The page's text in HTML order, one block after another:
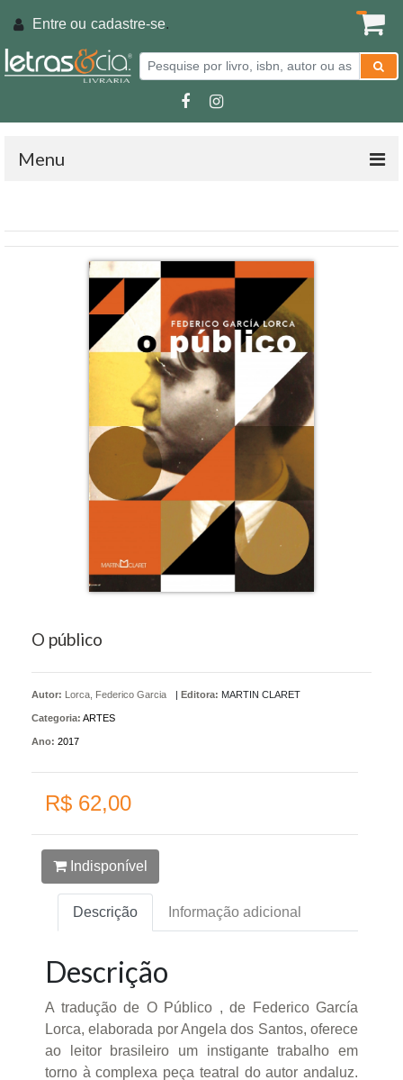
Entre ou cadastre-se.
Menu
O público
Autor: Lorca, Federico Garcia | Editora: MARTIN CLARET
Categoria: ARTES
Ano: 2017
R$ 62,00
Indisponível
Descrição Informação adicional
Descrição
A tradução de O Público , de Federico García
Lorca, elaborada por Angela dos Santos, oferece
ao leitor brasileiro um instigante trabalho em
torno à complexa peça teatral do autor andaluz.